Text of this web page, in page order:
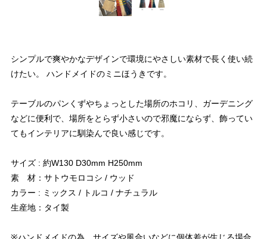
シンプルで爽やかなデザインで環境にやさしい素材で長く使い続
けたい。 ハンドメイドのミニほうきです。
テーブルのパンくずやちょっとした場所のホコリ、ガーデニング
などに便利で、場所をとらず小さいので邪魔にならず、飾ってい
てもインテリアに馴染んで良い感じです。
サイズ : 約W130 D30mm H250mm
素 材：サトウモロコシ / ウッド
カラー : ミックス / トルコ / ナチュラル
生産地：タイ製